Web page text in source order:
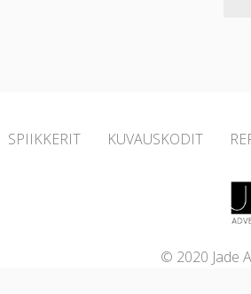
SPIIKKERIT KUVAUSKODIT
© 2020 Jade